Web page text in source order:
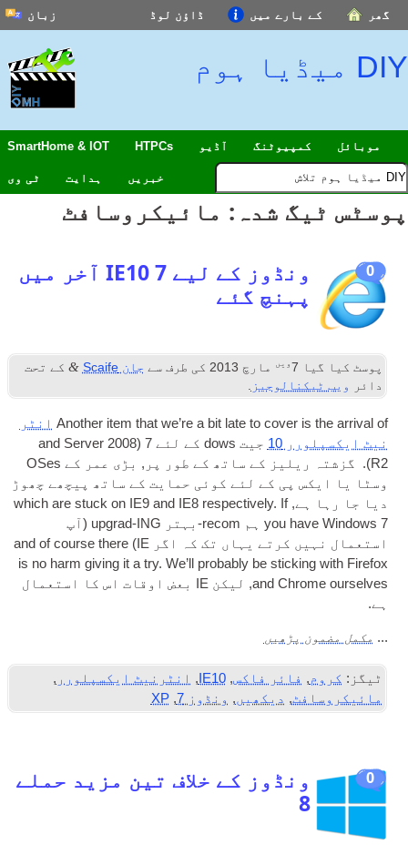
گھر کے بارے میں ڈاؤن لوڈ زبان
DIY میڈیا ہوم
SmartHome & IOT HTPCs آڈیو کمپیوٹنگ موبائل
ٹی وی ہدایت خبریں
پوسٹس ٹیگ شدہ: مائیکروسافٹ
0
ونڈوز کے لیے IE10 7 آخر میں
پہنچ گئے
پوسٹ کیا گیا 7ویں مارچ 2013 کی طرف سے جان Scaife & کے تحت
دائر
ویب ٹیکنالوجیز .
Anoth­er item that we’re a bit late to cov­er is the arrival of انٹر
نیٹ ایکسپلورر 10
جیت dows کے لئے 7 ( and Serv­er2008
R2). گزشتہ ریلیز کے ساتھ کے طور پر, بڑی عمر کے OSes
وسٹا یا ایکس پی کے لئے کوئی حمایت کے ساتھ پیچھے چھوڑ
دیا جا رہا ہے,which are stuck on IE9 and IE8 respect­ively. If
you have Win­dows
7 ہم recom-بہتر upgrad-ING (آپ
استعمال نہیں کرتے یہاں تک کہ اگر IE
)
and of course there
is no harm giv­ing it a try. We’ll prob­ably be stick­ing with Fire­fox
and Chrome ourselves, لیکن IE
بعض اوقات اس کا استعمال
ہے.
... مکمل مضمون پڑھیں
ٹیگز: کروم, فائر فاکس,
IE10
, انٹرنیٹ ایکسپلورر ,
مائیکروسافٹ, دیکھیں, ونڈوز 7 ,
XP
0
ونڈوز کے خلاف تین مزید حملے
8